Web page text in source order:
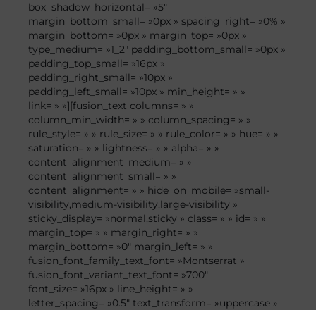
box_shadow_horizontal= »5″
margin_bottom_small= »0px » spacing_right= »0% »
margin_bottom= »0px » margin_top= »0px »
type_medium= »1_2″ padding_bottom_small= »0px »
padding_top_small= »16px »
padding_right_small= »10px »
padding_left_small= »10px » min_height= » »
link= » »][fusion_text columns= » »
column_min_width= » » column_spacing= » »
rule_style= » » rule_size= » » rule_color= » » hue= » »
saturation= » » lightness= » » alpha= » »
content_alignment_medium= » »
content_alignment_small= » »
content_alignment= » » hide_on_mobile= »small-
visibility,medium-visibility,large-visibility »
sticky_display= »normal,sticky » class= » » id= » »
margin_top= » » margin_right= » »
margin_bottom= »0″ margin_left= » »
fusion_font_family_text_font= »Montserrat »
fusion_font_variant_text_font= »700″
font_size= »16px » line_height= » »
letter_spacing= »0.5″ text_transform= »uppercase »